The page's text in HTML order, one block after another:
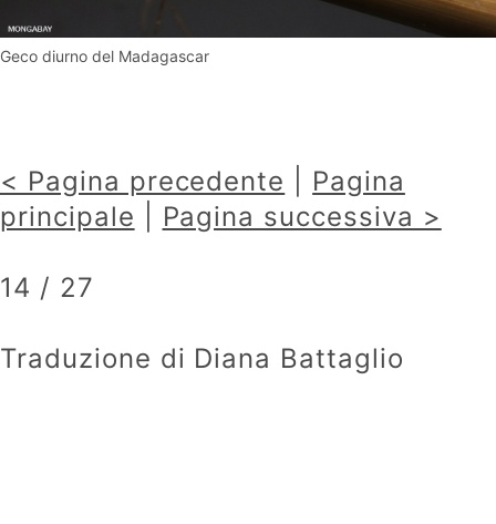
Geco diurno del Madagascar
< Pagina precedente
Pagina
principale
Pagina successiva >
14 / 27
Traduzione di Diana Battaglio